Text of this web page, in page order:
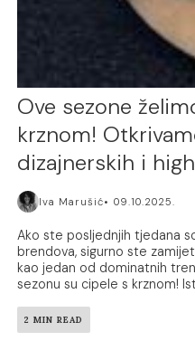
Ove sezone
krznom!
dizajnerskih i
Iva Marušić 09.10.2025.
Ako ste posljednjih tjedana
brendova, sigurno ste
kao jedan od dominatnih
sezonu su cipele s krznom!
2 MIN READ